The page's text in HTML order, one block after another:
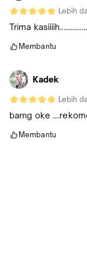
Lebih
Trima
Membantu
Kadek
Lebih
barng oke
Membantu